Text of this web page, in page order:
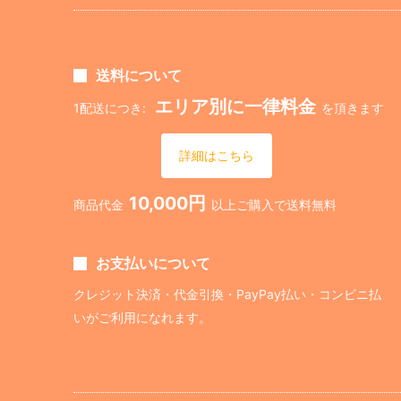
送料について
1配送につき: エリア別に一律料金 を頂きます
詳細はこちら
商品代金 10,000円 以上ご購入で送料無料
お支払いについて
クレジット決済・代金引換・PayPay払い・コンビニ払
いがご利用になれます。